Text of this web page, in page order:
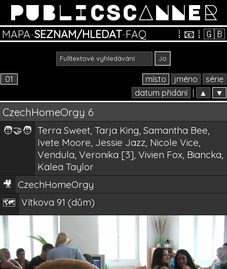
PUBLICSCANNER
MAPA·SEZNAM/HLEDAT·FAQ ⁞ 📧 ⁞ 🇬🇧
01 místo jméno
série
datum přidání
▲ ▼
CzechHomeOrgy 6
🧑‍🤝‍🧑 Terra Sweet, Tarja King, Samantha Bee,
Ivete Moore, Jessie Jazz, Nicole Vice,
Vendula, Veronika [3], Vivien Fox, Biancka,
Kalea Taylor
🎥 CzechHomeOrgy
🗺️ Vítkova 91 (dům)